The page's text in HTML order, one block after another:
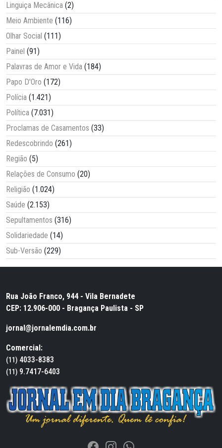
Linguiça Mecânica (2)
Meio Ambiente (116)
Olhar Social (111)
Painel (91)
Palavras de Amor e Vida (184)
Papo D'Oro (172)
Polícia (1.421)
Política (7.031)
Proclamas de Casamentos (33)
Redescobrindo (261)
Região (5)
Relações de Consumo (20)
Religião (1.024)
Saúde (2.153)
Sepultamentos (316)
Solidariedade (14)
Sub-Versão (229)
Rua João Franco, 944 - Vila Bernadete
CEP: 12.906-000 - Bragança Paulista - SP
jornal@jornalemdia.com.br
Comercial:
(11) 4033-8383
(11) 9.7417-6403